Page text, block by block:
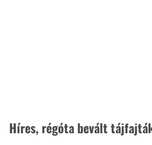
Híres, régóta bevált